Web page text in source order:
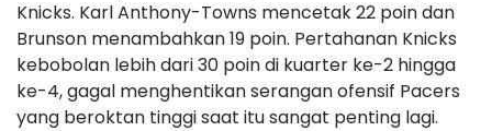
Knicks. Karl Anthony-Towns mencetak 22 poin dan
Brunson menambahkan 19 poin. Pertahanan Knicks
kebobolan lebih dari 30 poin di kuarter ke-2 hingga
ke-4, gagal menghentikan serangan ofensif Pacers
yang beroktan tinggi saat itu sangat penting lagi.